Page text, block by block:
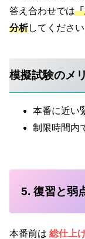
答え合わせでは
分析してください
模擬試験のメ
本番に近い
制限時間内
5. 復習と弱
本番前は 総仕上